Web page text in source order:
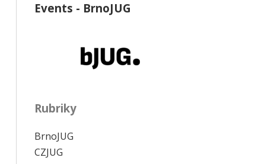
Events - BrnoJUG
Rubriky
BrnoJUG
CZJUG